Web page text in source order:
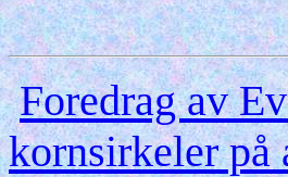
Foredrag av
kornsirkeler på